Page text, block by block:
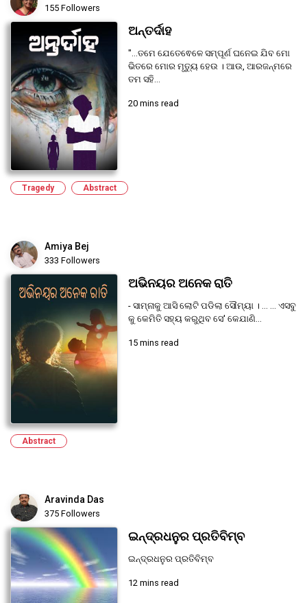
155 Followers
ଅନ୍ତର୍ଦାହ
"...ତମେ ଯେତେଵେଳେ ସମ୍ପୂର୍ଣ ଘନେଇ ଯିବ ମୋ
ଭିତରେ ମୋର ମୃତ୍ୟୁ ହେଉ । ଆଉ, ଆରଜନ୍ମରେ
ତମ ସହି...
20 mins read
Tragedy Abstract
Amiya Bej
333 Followers
ଅଭିନୟର ଅନେକ ରାତି
- ସାମ୍ନାକୁ ଆସି ଲୋଟି ପଡିଲା ସୌମ୍ୟା । ... ... ଏସବୁ
କୁ କେମିତି ସହ୍ୟ କରୁଥିବ ସେ' କେଯାଣି...
15 mins read
Abstract
Aravinda Das
375 Followers
ଇନ୍ଦ୍ରଧନୁର ପ୍ରତିବିମ୍ବ
ଇନ୍ଦ୍ରଧନୁର ପ୍ରତିବିମ୍ବ
12 mins read